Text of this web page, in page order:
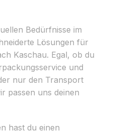
Bedürfnisse im
Lösungen für
Kaschau. Egal, ob du
und
nur den Transport
passen uns deinen
hast du einen